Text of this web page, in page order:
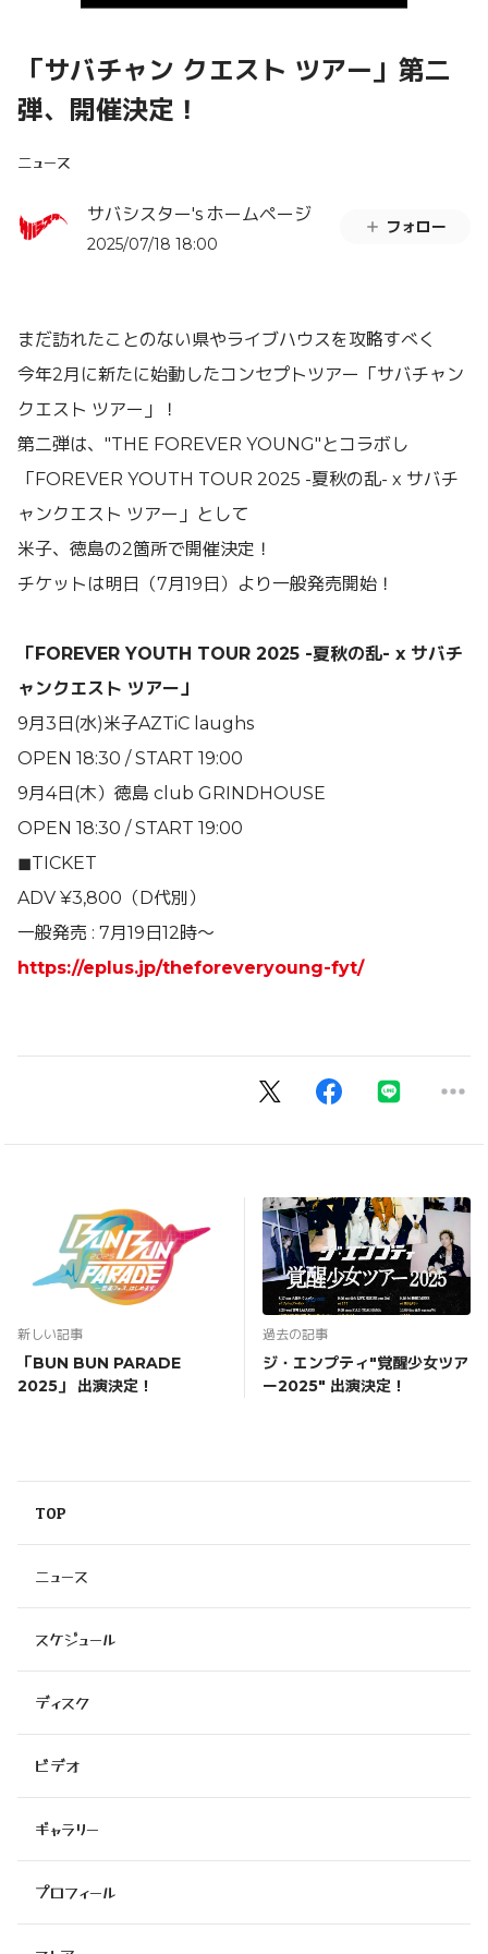
「サバチャン クエスト ツアー」第二
弾、開催決定！
ニュース
サバシスター's ホームページ
2025/07/18 18:00
フォロー
まだ訪れたことのない県やライブハウスを攻略すべく
今年2月に新たに始動したコンセプトツアー「サバチャン
クエスト ツアー」！
第二弾は、"THE FOREVER YOUNG"とコラボし
「FOREVER YOUTH TOUR 2025 -夏秋の乱- x サバチ
ャンクエスト ツアー」として
米子、徳島の2箇所で開催決定！
チケットは明日（7月19日）より一般発売開始！
「FOREVER YOUTH TOUR 2025 -夏秋の乱- x サバチ
ャンクエスト ツアー」
9月3日(水)米子AZTiC laughs
OPEN 18:30 / START 19:00
9月4日(木）徳島 club GRINDHOUSE
OPEN 18:30 / START 19:00
◼︎TICKET
ADV ¥3,800（D代別）
一般発売 : 7月19日12時〜
https://eplus.jp/theforeveryoung-fyt/
新しい記事
「BUN BUN PARADE
2025」 出演決定！
過去の記事
ジ・エンプティ"覚醒少女ツア
ー2025" 出演決定！
TOP
ニュース
スケジュール
ディスク
ビデオ
ギャラリー
プロフィール